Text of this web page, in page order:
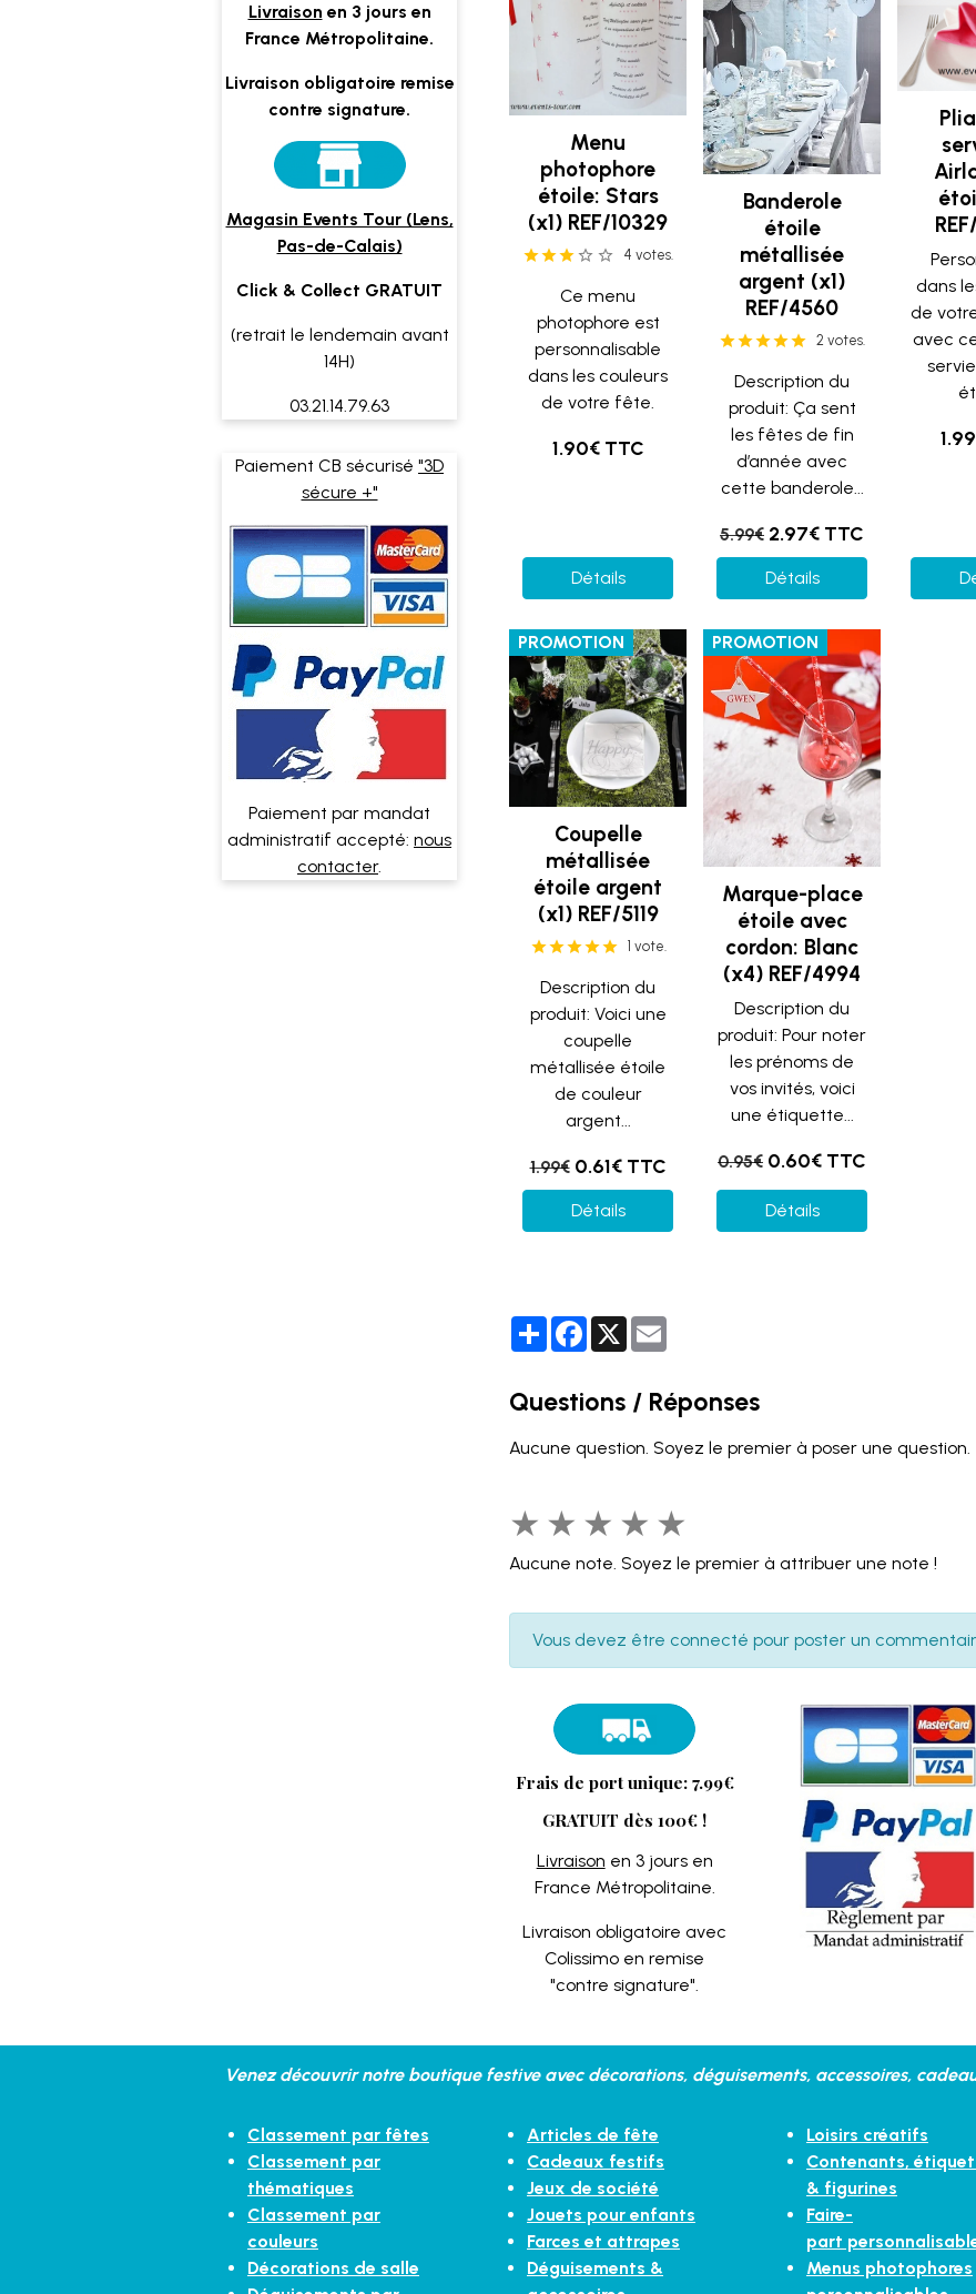
Menu
photophore
étoile: Stars
(x1) REF/10329
4 votes.
Ce menu
photophore est
personnalisable
dans les couleurs
de votre fête.
1.90€ TTC
Détails
Banderole
étoile
métallisée
argent (x1)
REF/4560
2 votes.
Description du
produit: Ça sent
les fêtes de fin
d’année avec
cette banderole...
5.99€ 2.97€ TTC
Détails
dans
de
avec
PROMOTION
Coupelle
métallisée
étoile argent
(x1) REF/5119
1 vote.
Description du
produit: Voici une
coupelle
métallisée étoile
de couleur
argent...
1.99€ 0.61€ TTC
Détails
PROMOTION
Marque-place
étoile avec
cordon: Blanc
(x4) REF/4994
Description du
produit: Pour noter
les prénoms de
vos invités, voici
une étiquette...
0.95€ 0.60€ TTC
Détails
PartagerFacebook
X
Questions / Réponses
Aucune question. Soyez le premier à poser une question.
★ ★ ★ ★ ★
Aucune note. Soyez le premier à attribuer une note !
Vous devez être connecté pour poster un
Frais de port unique: 7.99€
GRATUIT dès 100€ !
Livraison en 3 jours en
France Métropolitaine.
Livraison obligatoire avec
Colissimo en remise
"contre signature".
Livraison en 3 jours en
France Métropolitaine.
Livraison obligatoire remise
contre signature.
Magasin Events Tour (Lens,
Pas-de-Calais)
Click & Collect GRATUIT
(retrait le lendemain avant
14H)
03.21.14.79.63
Paiement CB sécurisé "3D
sécure +"
Paiement par mandat
administratif accepté: nous
contacter.
Venez découvrir notre boutique festive avec décorations, déguisements, accessoires,
Classement par fêtes
Classement par
thématiques
Classement par
couleurs
Décorations de salle
Articles de fête
Cadeaux festifs
Jeux de société
Jouets pour enfants
Farces et attrapes
Déguisements &
Loisirs créatifs
Contenants,
& figurines
Faire-
part
Menus photophores